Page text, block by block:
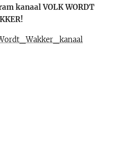
kanaal VOLK WORDT